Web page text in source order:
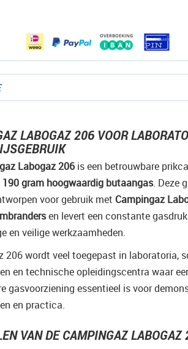
LABOGAZ 206 VOOR
Labogaz 206 is een betrouwbare
190 gram hoogwaardig butaangas. Deze
voor gebruik met Campingaz
en levert een constante
en veilige werkzaamheden.
206 wordt veel toegepast in laboratoria,
en technische opleidingscentra waar
gasvoorziening essentieel is voor
en practica.
VAN DE CAMPINGAZ LABOGAZ